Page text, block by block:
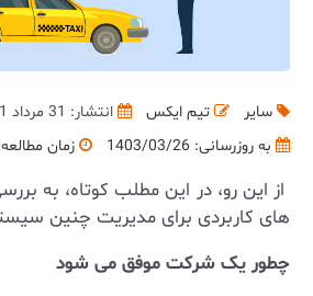
سایر تیم ایکس
انتشار: 31 مرداد 1401
به روزرسانی: 1403/03/26 زمان مطالعه: 10
از این رو، در این مطلب کوتاه، به
های کاربردی برای مدیریت چنین
چطور یک شرکت موفق می شود